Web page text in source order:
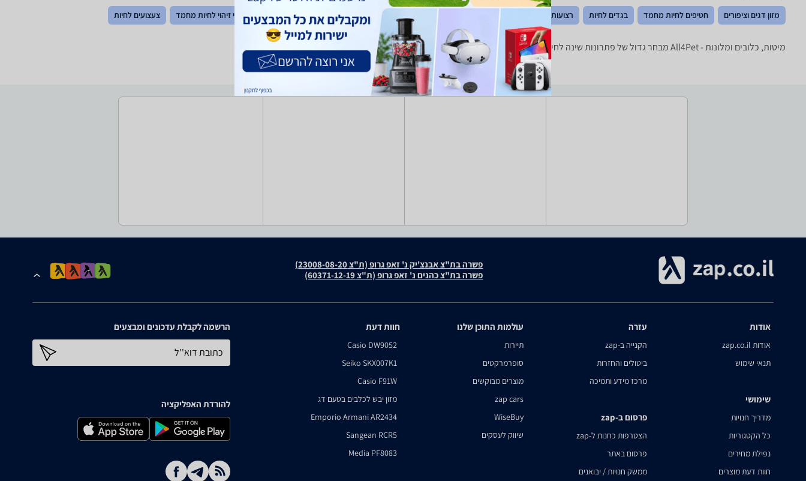
מזון דגים וציפורים חטיפים לחיות מחמד בגדים לחיות רצועות, קולרים ורתמות מזון כלבים וחתולים כלי אוכל ומים צרכים תגי זיהוי לחיות מחמד צעצועים לחיות
מיטות, כלובים ומלונות - ‏All4Pet מבחר גדול של פתרונות שינה לחיות מחמד: מלונות, מיטות, כלובים, טרריומים, כלובי הטסה ועוד!
פשרה בת"צ אבנצ'יק נ' זאפ גרופ (ת"צ 23008-08-20)
פשרה בת"צ כהנים נ' זאפ גרופ (ת"צ 60371-12-19)
אודות
אודות zap.co.il
תנאי שימוש
שימושי
מדריך חנויות
כל הקטגוריות
נפילת מחירים
חוות דעת מוצרים
עזרה
הקנייה ב-zap
ביטולים והחזרות
מרכז מידע ותמיכה
פרסום ב-zap
הצטרפות כחנות ל-zap
פרסום באתר
ממשק חנויות / יבואנים
עולמות התוכן שלנו
תיירות
סופרמרקטים
מוצרים מבוקשים
zap cars
WiseBuy
שיווק לעסקים
חוות דעת
Casio DW9052
Seiko SKX007K1
Casio F91W
מזון יבש לכלבים בטעם דג
Emporio Armani AR2434
Sangean RCR5
Media PF8083
הרשמה לקבלת עדכונים ומבצעים
כתובת דוא''ל
להורדת האפליקציה